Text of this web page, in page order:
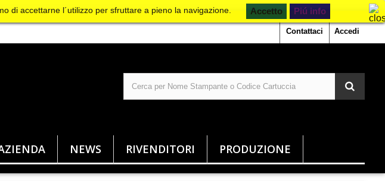
Accedi
Contattaci
NEWS RIVENDITORI PRODUZIONE
di accettarne l´utilizzo per sfruttare a pieno la navigazione. Piú info